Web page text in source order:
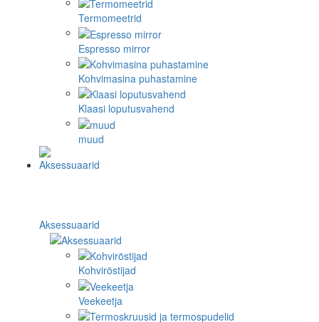
Termomeetrid
Espresso mirror
Kohvimasina puhastamine
Klaasi loputusvahend
muud
Aksessuaarid
Kohviröstijad
Veekeetja